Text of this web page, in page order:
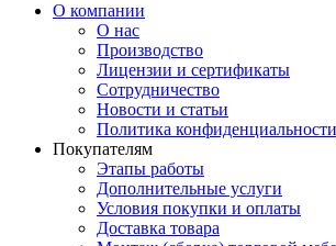
О компании
О нас
Производство
Лицензии и сертификаты
Сотрудничество
Новости и статьи
Политика конфиденциальности
Покупателям
Этапы работы
Дополнительные услуги
Условия покупки и оплаты
Доставка товара